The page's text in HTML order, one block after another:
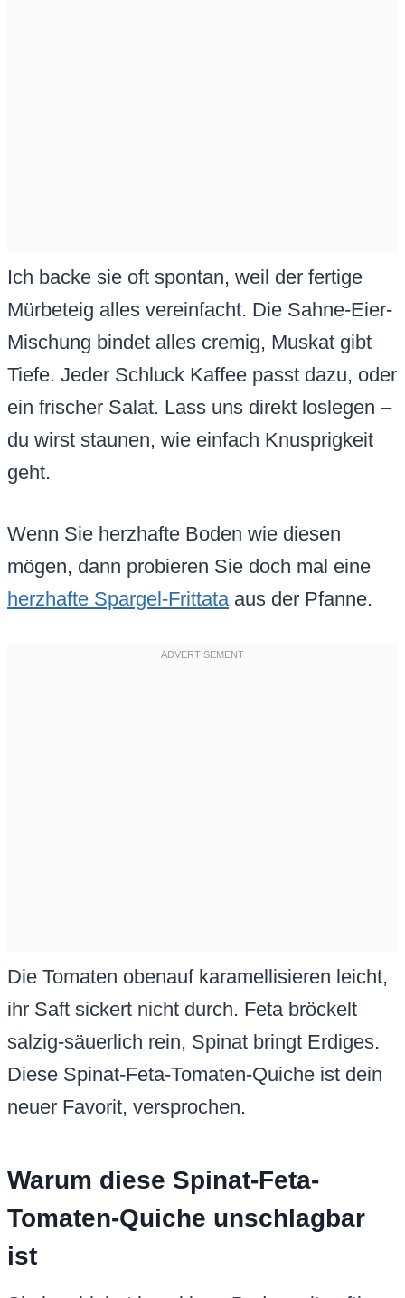
Ich backe sie oft spontan, weil der fertige
Mürbeteig alles vereinfacht. Die Sahne-Eier-
Mischung bindet alles cremig, Muskat gibt
Tiefe. Jeder Schluck Kaffee passt dazu, oder
ein frischer Salat. Lass uns direkt loslegen –
du wirst staunen, wie einfach Knusprigkeit
geht.
Wenn Sie herzhafte Boden wie diesen
mögen, dann probieren Sie doch mal eine
herzhafte Spargel-Frittataaus der Pfanne.
Die Tomaten obenauf karamellisieren leicht,
ihr Saft sickert nicht durch. Feta bröckelt
salzig-säuerlich rein, Spinat bringt Erdiges.
Diese Spinat-Feta-Tomaten-Quiche ist dein
neuer Favorit, versprochen.
Warum diese Spinat-Feta-
Tomaten-Quiche unschlagbar
ist